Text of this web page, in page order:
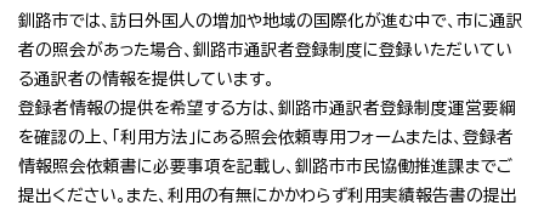
釧路市では、訪日外国人の増加や地域の国際化が進む中で、市に通訳
者の照会があった場合、釧路市通訳者登録制度に登録いただいてい
る通訳者の情報を提供しています。
登録者情報の提供を希望する方は、釧路市通訳者登録制度運営要綱
を確認の上、「利用方法」にある照会依頼専用フォームまたは、登録者
情報照会依頼書に必要事項を記載し、釧路市市民協働推進課までご
提出ください。また、利用の有無にかかわらず利用実績報告書の提出